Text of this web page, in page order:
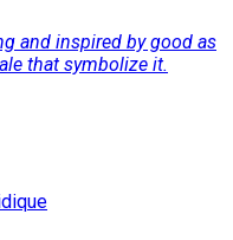
and inspired by good as
that symbolize it.